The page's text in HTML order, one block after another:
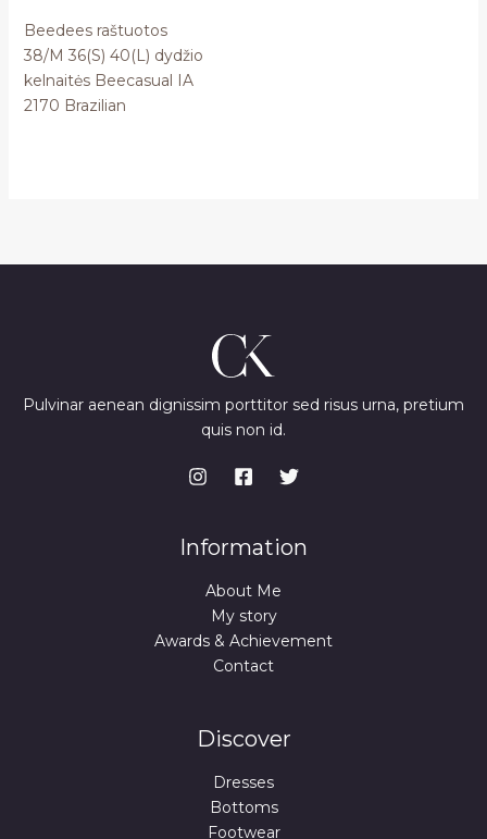
Beedees raštuotos
38/M 36(S) 40(L) dydžio
kelnaitės Beecasual IA
2170 Brazilian
Pulvinar aenean dignissim porttitor sed risus urna, pretium
quis non id.
Information
About Me
My story
Awards & Achievement
Contact
Discover
Dresses
Bottoms
Footwear